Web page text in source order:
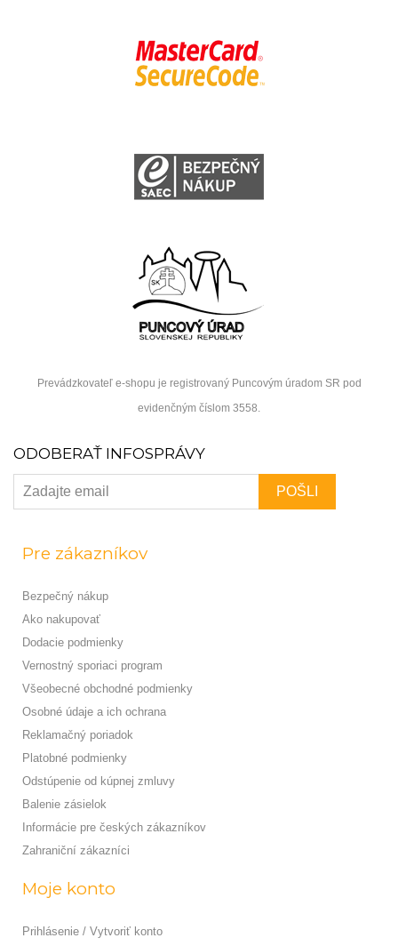
Prevádzkovateľ e-shopu je registrovaný Puncovým úradom SR pod
evidenčným číslom 3558.
ODOBERAŤ INFOSPRÁVY
Pre zákazníkov
Bezpečný nákup
Ako nakupovať
Dodacie podmienky
Vernostný sporiaci program
Všeobecné obchodné podmienky
Osobné údaje a ich ochrana
Reklamačný poriadok
Platobné podmienky
Odstúpenie od kúpnej zmluvy
Balenie zásielok
Informácie pre českých zákazníkov
Zahraniční zákazníci
Moje konto
Prihlásenie / Vytvoriť konto